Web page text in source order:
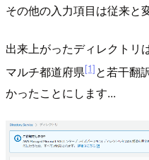
その他の入力項目は従来と
出来上がったディレクトリ
マルチ都道府県[1]と若干翻
かったことにします...